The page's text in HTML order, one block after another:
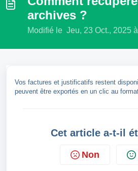
archives ?
Modifié le Jeu, 23 Oct., 2025
Vos factures et justificatifs restent
peuvent être exportés en un clic au
Cet article a-t-il
Non